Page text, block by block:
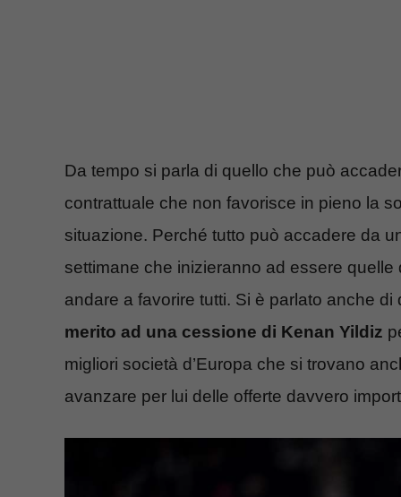
Da tempo si parla di quello che può
contrattuale che non favorisce in pieno la
situazione. Perché tutto può accadere da
settimane che inizieranno ad essere
andare a favorire tutti. Si è parlato anche
merito ad una cessione di Kenan Yildiz
migliori società d’Europa che si trovano
avanzare per lui delle offerte davvero